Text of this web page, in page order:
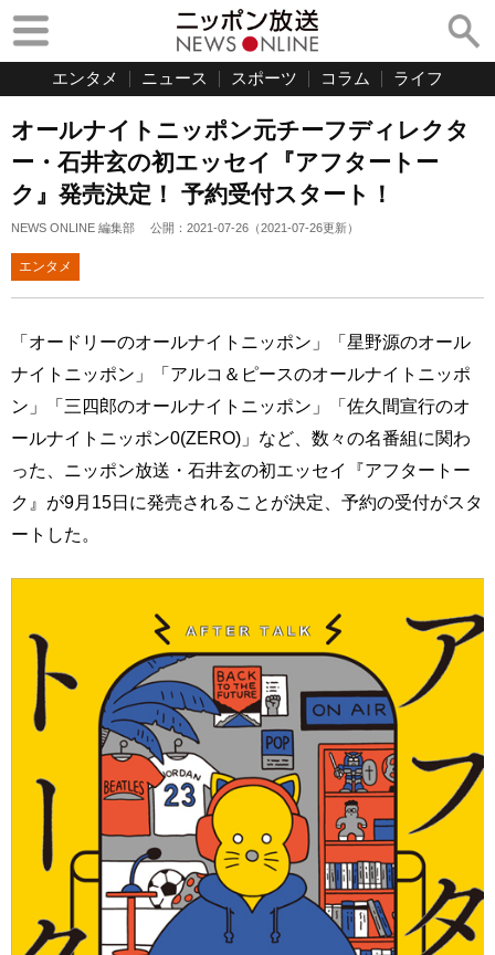
エンタメ ニュース スポーツ コラム ライフ
オールナイトニッポン元チーフディレクタ
ー・石井玄の初エッセイ『アフタートー
ク』発売決定！ 予約受付スタート！
NEWS ONLINE 編集部 公開： 2021-07-26 （2021-07-26更新）
エンタメ
「オードリーのオールナイトニッポン」「星野源のオール
ナイトニッポン」「アルコ＆ピースのオールナイトニッポ
ン」「三四郎のオールナイトニッポン」「佐久間宣行のオ
ールナイトニッポン0(ZERO)」など、数々の名番組に関わ
った、ニッポン放送・石井玄の初エッセイ『アフタートー
ク』が9月15日に発売されることが決定、予約の受付がスタ
ートした。